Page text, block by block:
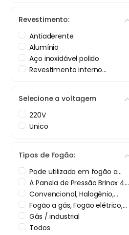
Revestimento:
Antiaderente
Alumínio
Aço inoxidável polido
Revestimento interno
Selecione a voltagem
220V
Unico
Tipos de Fogão:
Pode utilizada em fogão a
gás, vitrocerâmico e elétrico
(exceto indução), livre de
PFOA e outras substâncias
tóxicas. Além disso, conta
com a garantia de 10 anos*
da Rochedo, marca presente
A Panela de Pressão Brinox 4,2
L Antiaderente Ceramic Life
Pressure com Indução Areia é
compatível com fogões a
gás, elétricos e de indução.
Convencional, Halogênio,
fogão elétrico.
Fogão a gás, Fogão elétrico,
Fogão vitrocerâmico, Fogão
por indução (fundo triplo
compatível), Cooktop a gás,
Gás / industrial
Todos